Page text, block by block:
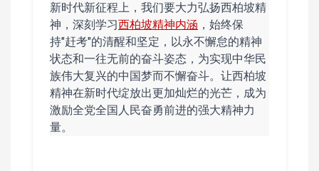
新时代新征程上，我们要大力弘扬西柏坡精
神，深刻学习西柏坡精神内涵 ，始终保
持"赶考"的清醒和坚定，以永不懈怠的精神
状态和一往无前的奋斗姿态，为实现中华民
族伟大复兴的中国梦而不懈奋斗。让西柏坡
精神在新时代绽放出更加灿烂的光芒，成为
激励全党全国人民奋勇前进的强大精神力
量。